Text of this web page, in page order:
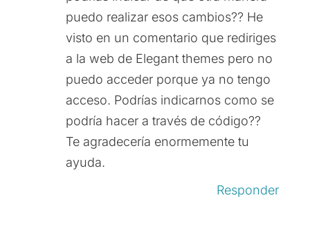
puedo realizar esos cambios?? He
visto en un comentario que rediriges
a la web de Elegant themes pero no
puedo acceder porque ya no tengo
acceso. Podrías indicarnos como se
podría hacer a través de código??
Te agradecería enormemente tu
ayuda.
Responder